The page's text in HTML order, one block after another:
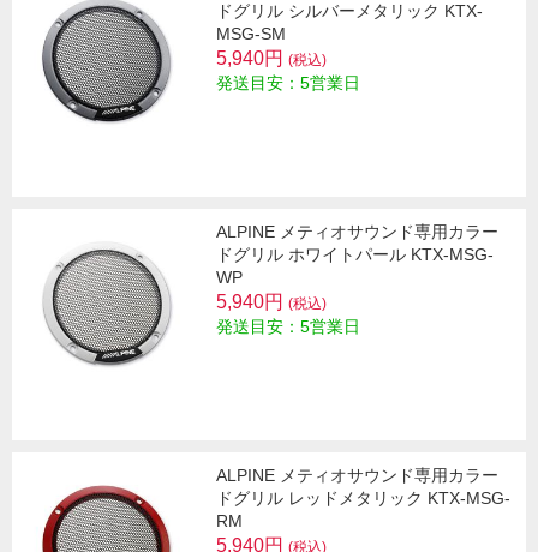
ドグリル シルバーメタリック KTX-
MSG-SM
5,940円 (税込)
発送目安：5営業日
ALPINE メティオサウンド専用カラー
ドグリル ホワイトパール KTX-MSG-
WP
5,940円 (税込)
発送目安：5営業日
ALPINE メティオサウンド専用カラー
ドグリル レッドメタリック KTX-MSG-
RM
5,940円 (税込)